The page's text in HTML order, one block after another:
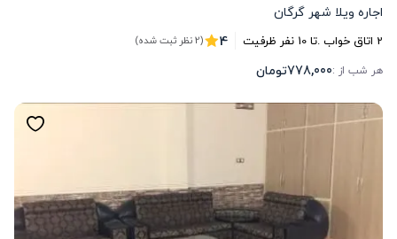
اجاره ویلا شهر گرگان
2 اتاق خواب .تا10 نفر ظرفیت 4 (2 نظر ثبت شده)
هر شب از :778,000تومان